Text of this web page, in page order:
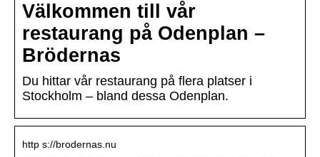
Välkommen till vår
restaurang på Odenplan –
Brödernas
Du hittar vår restaurang på flera platser i
Stockholm – bland dessa Odenplan.
http s://brodernas.nu